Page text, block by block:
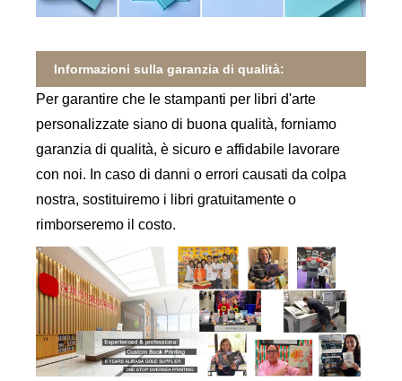
Informazioni sulla garanzia di qualità:
Per garantire che le stampanti per libri d'arte
personalizzate siano di buona qualità, forniamo
garanzia di qualità, è sicuro e affidabile lavorare
con noi. In caso di danni o errori causati da colpa
nostra, sostituiremo i libri gratuitamente o
rimborseremo il costo.